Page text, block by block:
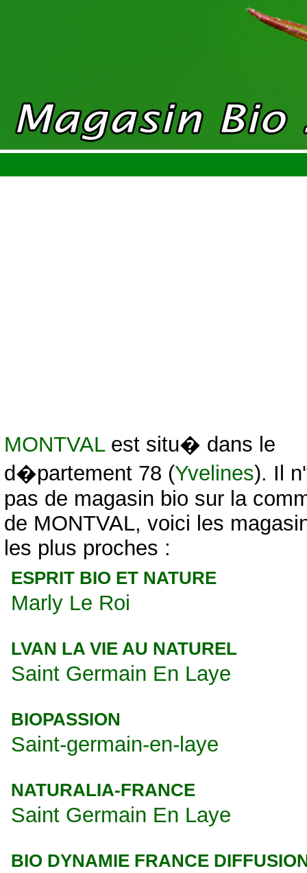
MONTVALest situ� dans le
d�partement 78 (Yvelines). Il
pas de magasin bio sur la
de MONTVAL, voici les
les plus proches :
ESPRIT BIO ET NATURE
Marly Le Roi
LVAN LA VIE AU NATUREL
Saint Germain En Laye
BIOPASSION
Saint-germain-en-laye
NATURALIA-FRANCE
Saint Germain En Laye
BIO DYNAMIE FRANCE